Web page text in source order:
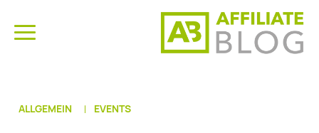
ALLGEMEIN EVENTS